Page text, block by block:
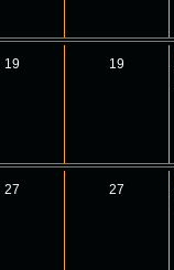
19 19
27 27